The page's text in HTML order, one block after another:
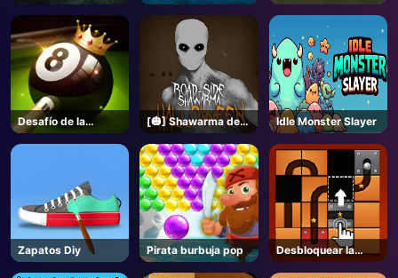
AD
del Universo de la
NFL - Roblox
Solitaire
Desafío de la
piscina de 8 bolas
[🎃] Shawarma del
Lado de la
Carretera
[HORROR] - Roblox
Idle Monster Slayer
Zapatos Diy Pirata burbuja pop
Desbloquear la
pelota